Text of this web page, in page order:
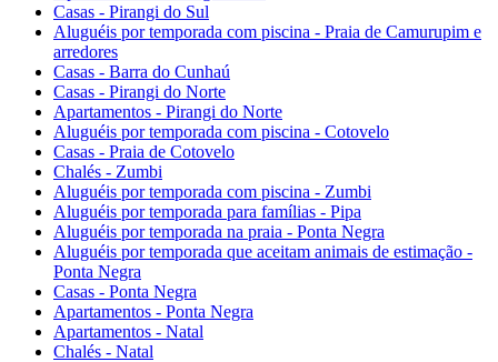
Casas - Pirangi do Sul
Aluguéis por temporada com piscina - Praia de Camurupim e
arredores
Casas - Barra do Cunhaú
Casas - Pirangi do Norte
Apartamentos - Pirangi do Norte
Aluguéis por temporada com piscina - Cotovelo
Casas - Praia de Cotovelo
Chalés - Zumbi
Aluguéis por temporada com piscina - Zumbi
Aluguéis por temporada para famílias - Pipa
Aluguéis por temporada na praia - Ponta Negra
Aluguéis por temporada que aceitam animais de estimação -
Ponta Negra
Casas - Ponta Negra
Apartamentos - Ponta Negra
Apartamentos - Natal
Chalés - Natal